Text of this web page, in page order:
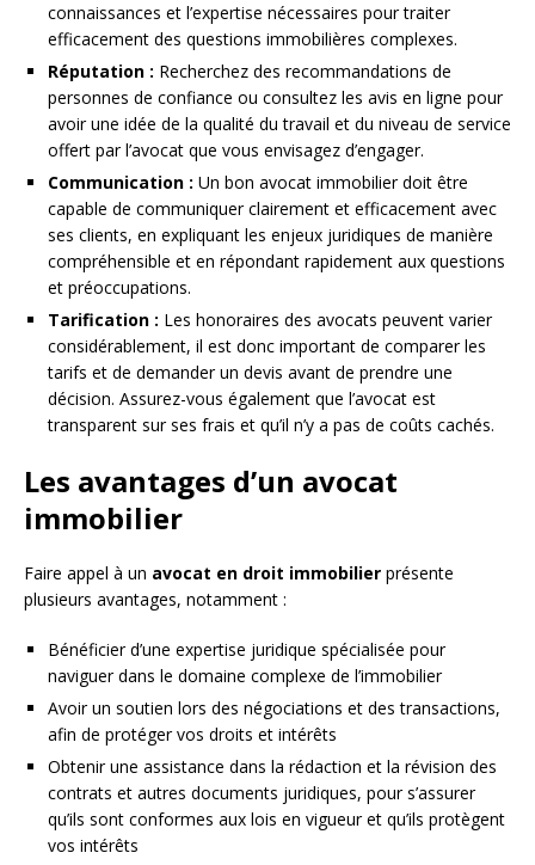
connaissances et l’expertise nécessaires pour traiter
efficacement des questions immobilières complexes.
Réputation : Recherchez des recommandations de
personnes de confiance ou consultez les avis en ligne pour
avoir une idée de la qualité du travail et du niveau de service
offert par l’avocat que vous envisagez d’engager.
Communication : Un bon avocat immobilier doit être
capable de communiquer clairement et efficacement avec
ses clients, en expliquant les enjeux juridiques de manière
compréhensible et en répondant rapidement aux questions
et préoccupations.
Tarification : Les honoraires des avocats peuvent varier
considérablement, il est donc important de comparer les
tarifs et de demander un devis avant de prendre une
décision. Assurez-vous également que l’avocat est
transparent sur ses frais et qu’il n’y a pas de coûts cachés.
Les avantages d’un avocat
immobilier
Faire appel à un avocat en droit immobilier présente
plusieurs avantages, notamment :
Bénéficier d’une expertise juridique spécialisée pour
naviguer dans le domaine complexe de l’immobilier
Avoir un soutien lors des négociations et des transactions,
afin de protéger vos droits et intérêts
Obtenir une assistance dans la rédaction et la révision des
contrats et autres documents juridiques, pour s’assurer
qu’ils sont conformes aux lois en vigueur et qu’ils protègent
vos intérêts